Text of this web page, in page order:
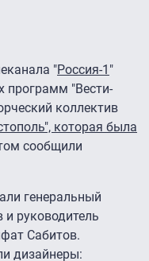
"Россия-1 "
программ "Вести-
коллектив
которая была
сообщили
генеральный
руководитель
Сабитов.
дизайнеры: